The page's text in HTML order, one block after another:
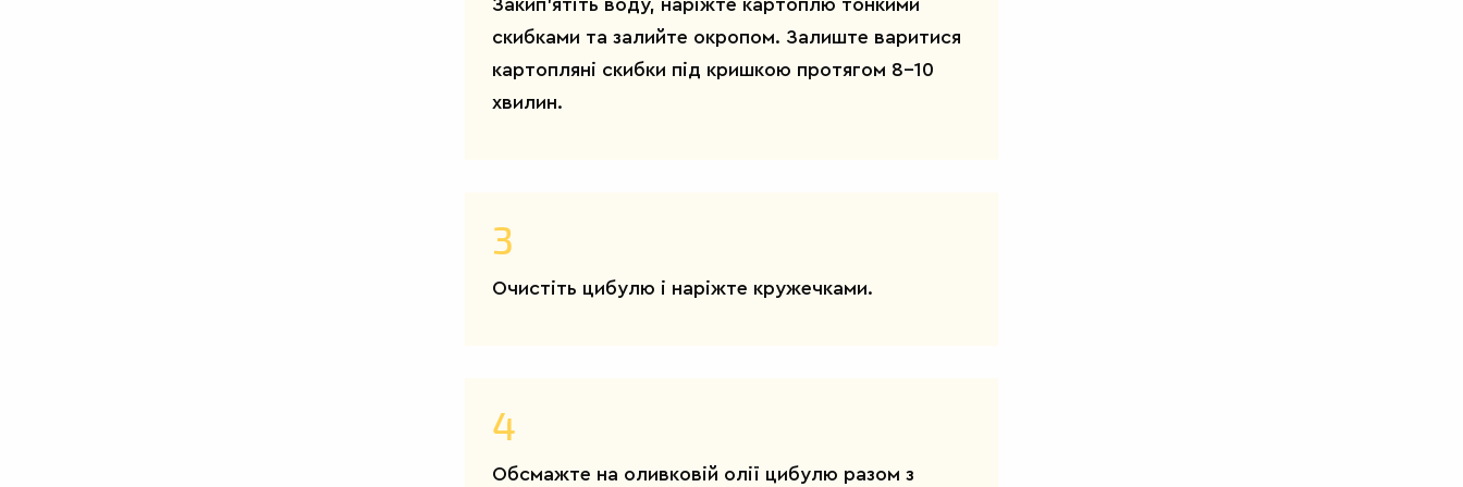
Закип'ятіть воду, наріжте картоплю тонкими
скибками та залийте окропом. Залиште варитися
картопляні скибки під кришкою протягом 8-10
хвилин.
3
Очистіть цибулю і наріжте кружечками.
4
Обсмажте на оливковій олії цибулю разом з